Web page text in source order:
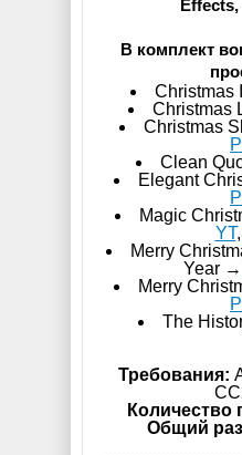
Effects,
В комплект
Christmas
Christmas
Christmas
Clean
Elegant
Magic
YT,
Merry
Year →
Merry
The
Требования:
Количество
Общий